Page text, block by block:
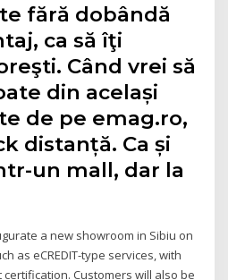
fără dobândă
ca să îţi
Când vrei să
din același
de pe emag.ro,
distanță. Ca și
un mall, dar la
a new showroom in Sibiu on
as eCREDIT-type services, with
Customers will also be